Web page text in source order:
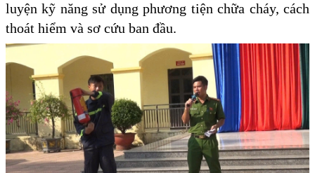
luyện kỹ năng sử dụng phương tiện chữa cháy, cách
thoát hiểm và sơ cứu ban đầu.